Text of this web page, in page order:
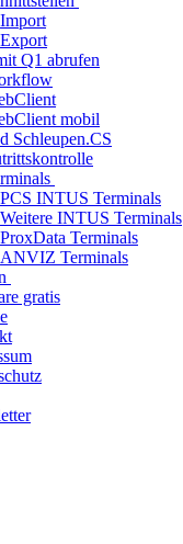
Import
Export
Q1 abrufen
mobil
Schleupen.CS
PCS INTUS Terminals
Weitere INTUS Terminals
ProxData Terminals
ANVIZ Terminals
gratis